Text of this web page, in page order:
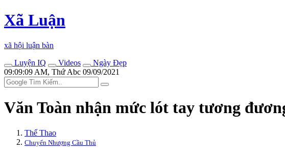
Xã Luận
xã hội luận bàn
Luyện IQ
Videos
Ngày Đẹp
09:09:09 AM, Thứ Abc 09/09/2021
Văn Toàn nhận mức lót tay tương
Thể Thao
Chuyển Nhượng Cầu Thủ